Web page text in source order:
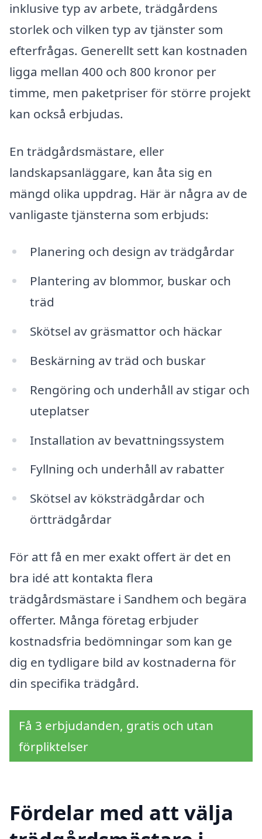
inklusive typ av arbete, trädgårdens
storlek och vilken typ av tjänster som
efterfrågas. Generellt sett kan kostnaden
ligga mellan 400 och 800 kronor per
timme, men paketpriser för större projekt
kan också erbjudas.
En trädgårdsmästare, eller
landskapsanläggare, kan åta sig en
mängd olika uppdrag. Här är några av de
vanligaste tjänsterna som erbjuds:
Planering och design av trädgårdar
Plantering av blommor, buskar och
träd
Skötsel av gräsmattor och häckar
Beskärning av träd och buskar
Rengöring och underhåll av stigar och
uteplatser
Installation av bevattningssystem
Fyllning och underhåll av rabatter
Skötsel av köksträdgårdar och
örtträdgårdar
För att få en mer exakt offert är det en
bra idé att kontakta flera
trädgårdsmästare i Sandhem och begära
offerter. Många företag erbjuder
kostnadsfria bedömningar som kan ge
dig en tydligare bild av kostnaderna för
din specifika trädgård.
Få 3 erbjudanden, gratis och utan
förpliktelser
Fördelar med att välja